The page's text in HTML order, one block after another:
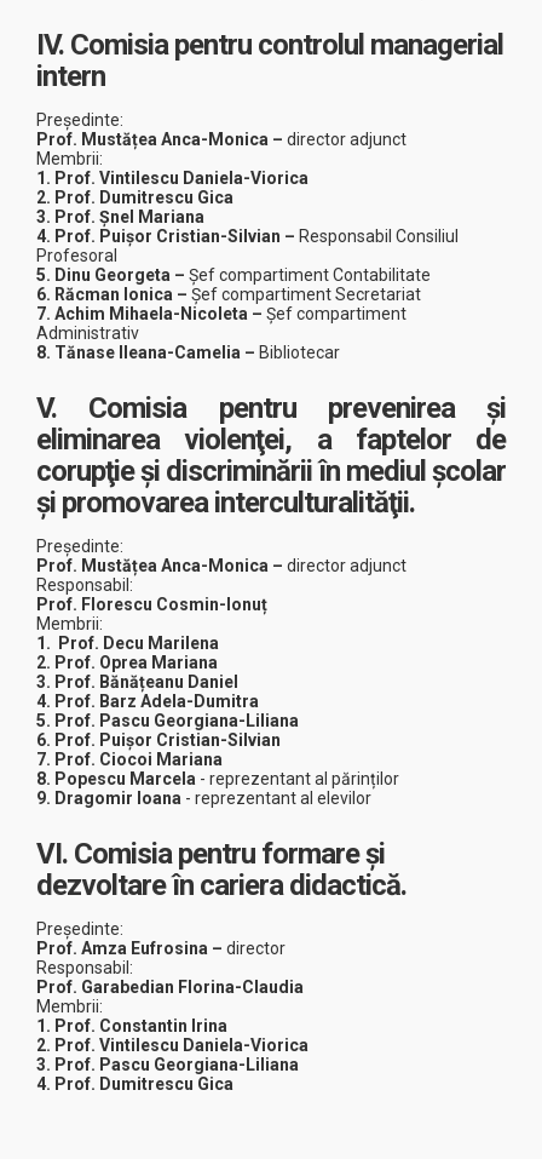
IV. Comisia pentru controlul managerial
intern
Președinte:
Prof. Mustățea Anca-Monica – director adjunct
Membrii:
1. Prof. Vintilescu Daniela-Viorica
2. Prof. Dumitrescu Gica
3. Prof. Șnel Mariana
4. Prof. Puişor Cristian-Silvian – Responsabil Consiliul
Profesoral
5. Dinu Georgeta – Șef compartiment Contabilitate
6. Răcman Ionica – Șef compartiment Secretariat
7. Achim Mihaela-Nicoleta – Șef compartiment
Administrativ
8. Tănase Ileana-Camelia – Bibliotecar
V. Comisia pentru prevenirea şi
eliminarea violenţei, a faptelor de
corupţie şi discriminării în mediul şcolar
şi promovarea interculturalităţii.
Președinte:
Prof. Mustățea Anca-Monica – director adjunct
Responsabil:
Prof. Florescu Cosmin-Ionuț
Membrii:
1.
Prof. Decu Marilena
2. Prof. Oprea Mariana
3. Prof. Bănățeanu Daniel
4. Prof. Barz Adela-Dumitra
5. Prof. Pascu Georgiana-Liliana
6. Prof. Puișor Cristian-Silvian
7. Prof. Ciocoi Mariana
8. Popescu Marcela - reprezentant al părinților
9. Dragomir Ioana - reprezentant al elevilor
VI. Comisia pentru formare și
dezvoltare în cariera didactică.
Președinte:
Prof. Amza Eufrosina – director
Responsabil:
Prof. Garabedian Florina-Claudia
Membrii:
1. Prof. Constantin Irina
2. Prof. Vintilescu Daniela-Viorica
3. Prof. Pascu Georgiana-Liliana
4. Prof. Dumitrescu Gica